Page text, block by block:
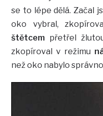
se to lépe dělá. Začal
oko vybral,
štětcem přetřel
zkopíroval v režimu
než oko nabylo